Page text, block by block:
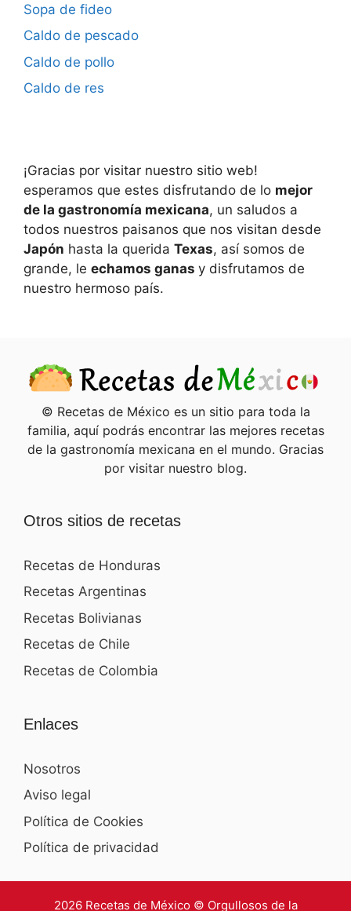
Sopa de fideo
Caldo de pescado
Caldo de pollo
Caldo de res
¡Gracias por visitar nuestro sitio web!
esperamos que estes disfrutando de lo mejor
de la gastronomía mexicana, un saludos a
todos nuestros paisanos que nos visitan desde
Japón hasta la querida Texas, así somos de
grande, le echamos ganas y disfrutamos de
nuestro hermoso país.
© Recetas de México es un sitio para toda la
familia, aquí podrás encontrar las mejores recetas
de la gastronomía mexicana en el mundo. Gracias
por visitar nuestro blog.
Otros sitios de recetas
Recetas de Honduras
Recetas Argentinas
Recetas Bolivianas
Recetas de Chile
Recetas de Colombia
Enlaces
Nosotros
Aviso legal
Política de Cookies
Política de privacidad
2026 Recetas de México © Orgullosos de la